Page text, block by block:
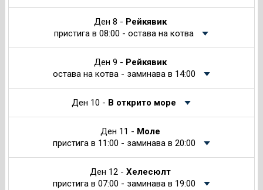
Ден 8 - Рейкявик
пристига в 08:00 - остава на котва
Ден 9 - Рейкявик
остава на котва - заминава в 14:00
Ден 10 - В открито море
Ден 11 - Молe
пристига в 11:00 - заминава в 20:00
Ден 12 - Хелесюлт
пристига в 07:00 - заминава в 19:00